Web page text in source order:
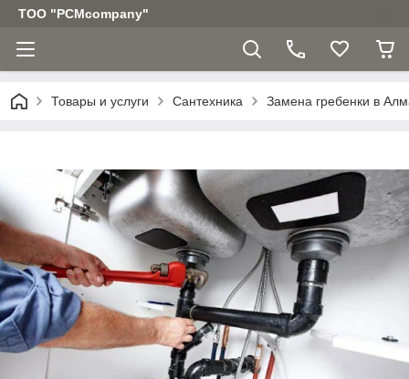
ТОО "PCMcompany"
Товары и услуги Сантехника Замена гребенки в